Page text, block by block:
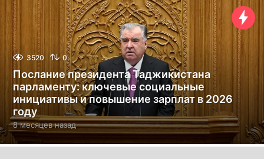
3520 0
Послание президента Таджикистана
парламенту: ключевые социальные
инициативы и повышение зарплат в 2026
году
8 месяцев назад8
м
е